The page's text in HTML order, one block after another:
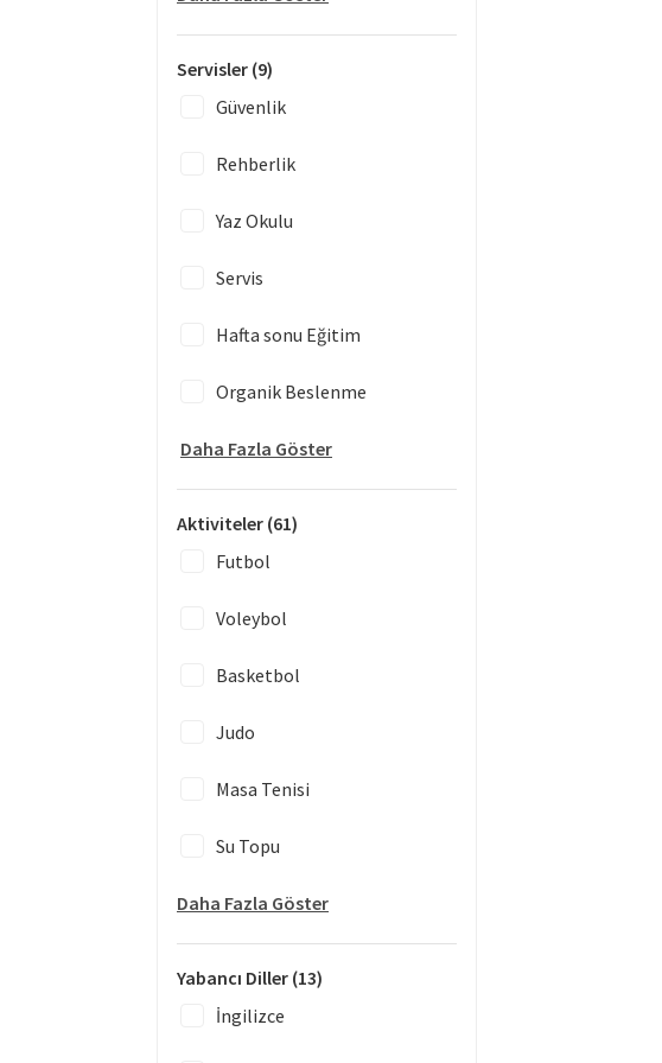
Servisler (9)
Güvenlik
Rehberlik
Yaz Okulu
Servis
Hafta sonu Eğitim
Organik Beslenme
Daha Fazla Göster
Aktiviteler (61)
Futbol
Voleybol
Basketbol
Judo
Masa Tenisi
Su Topu
Daha Fazla Göster
Yabancı Diller (13)
İngilizce